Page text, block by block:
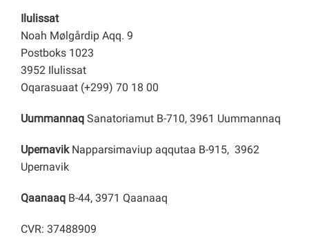
Ilulissat
Noah Mølgårdip Aqq. 9
Postboks 1023
3952 Ilulissat
Oqarasuaat (+299) 70 18 00
Uummannaq Sanatoriamut B-710, 3961 Uummannaq
Upernavik Napparsimaviup aqqutaa B-915, 3962
Upernavik
Qaanaaq B-44, 3971 Qaanaaq
CVR: 37488909